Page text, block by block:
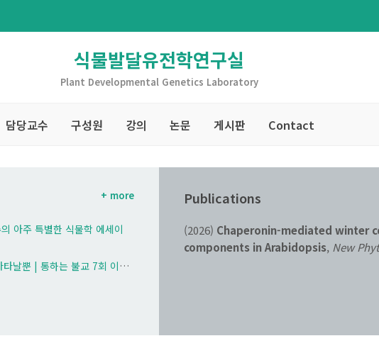
식물발달유전학연구실
Plant Developmental Genetics Laboratory
담당교수 구성원 강의 논문 게시판 Contact
+ more
아주 특별한 식물학 에세이
과학부 교수) | 제법무아 생명체 생물 기계론 엔트로피 테넷
Publications
of the antisense transcript
(2026) Chaperonin-mediated winter
components in Arabidopsis, New